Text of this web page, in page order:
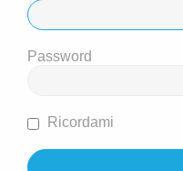
Password
Ricordami